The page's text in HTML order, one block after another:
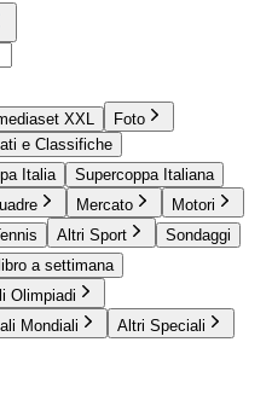
XXL
Foto
e Classifiche
Italia
Supercoppa Italiana
Mercato
Motori
Altri Sport
Sondaggi
a settimana
Olimpiadi
Mondiali Altri Speciali